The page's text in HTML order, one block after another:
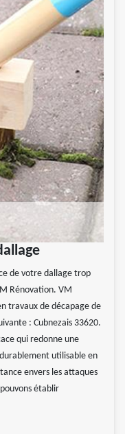
de votre dallage trop
Rénovation. VM
travaux de décapage de
: Cubnezais 33620.
qui redonne une
utilisable en
envers les attaques
établir